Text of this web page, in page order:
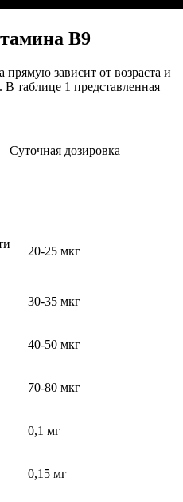
В9
зависит от возраста и
В таблице 1 представленная
Суточная дозировка
20-25 мкг
30-35 мкг
40-50 мкг
70-80 мкг
0,1 мг
0,15 мг